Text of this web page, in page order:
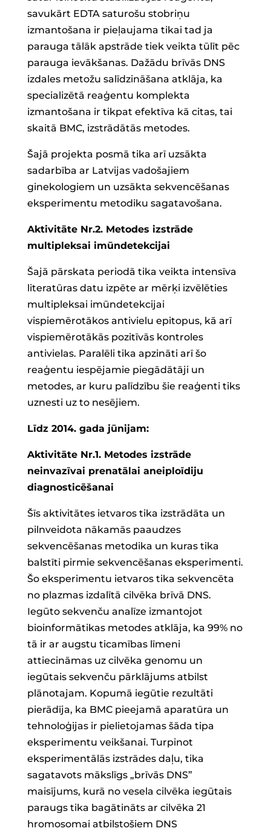
savukārt EDTA saturošu stobriņu
izmantošana ir pieļaujama tikai tad ja
parauga tālāk apstrāde tiek veikta tūlīt pēc
parauga ievākšanas. Dažādu brīvās DNS
izdales metožu salīdzināšana atklāja, ka
specializētā reaģentu komplekta
izmantošana ir tikpat efektīva kā citas, tai
skaitā BMC, izstrādātās metodes.
Šajā projekta posmā tika arī uzsākta
sadarbība ar Latvijas vadošajiem
ginekologiem un uzsākta sekvencēšanas
eksperimentu metodiku sagatavošana.
Aktivitāte Nr.2. Metodes izstrāde
multipleksai imūndetekcijai
Šajā pārskata periodā tika veikta intensīva
literatūras datu izpēte ar mērķi izvēlēties
multipleksai imūndetekcijai
vispiemērotākos antivielu epitopus, kā arī
vispiemērotākās pozitīvās kontroles
antivielas. Paralēli tika apzināti arī šo
reaģentu iespējamie piegādātāji un
metodes, ar kuru palīdzību šie reaģenti tiks
uznesti uz to nesējiem.
Līdz 2014. gada jūnijam:
Aktivitāte Nr.1. Metodes izstrāde
neinvazīvai prenatālai aneiploīdiju
diagnosticēšanai
Šīs aktivitātes ietvaros tika izstrādāta un
pilnveidota nākamās paaudzes
sekvencēšanas metodika un kuras tika
balstīti pirmie sekvencēšanas eksperimenti.
Šo eksperimentu ietvaros tika sekvencēta
no plazmas izdalītā cilvēka brīvā DNS.
Iegūto sekvenču analīze izmantojot
bioinformātikas metodes atklāja, ka 99% no
tā ir ar augstu ticamības līmeni
attiecināmas uz cilvēka genomu un
iegūtais sekvenču pārklājums atbilst
plānotajam. Kopumā iegūtie rezultāti
pierādīja, ka BMC pieejamā aparatūra un
tehnoloģijas ir pielietojamas šāda tipa
eksperimentu veikšanai. Turpinot
eksperimentālās izstrādes daļu, tika
sagatavots mākslīgs „brīvās DNS”
maisījums, kurā no vesela cilvēka iegūtais
paraugs tika bagātināts ar cilvēka 21
hromosomai atbilstošiem DNS